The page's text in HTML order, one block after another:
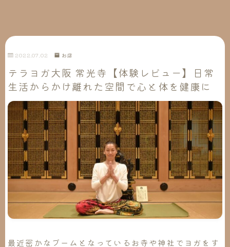
2022.07.02 お店
テラヨガ大阪 常光寺【体験レビュー】日常
生活からかけ離れた空間で心と体を健康に
最近密かなブームとなっているお寺や神社でヨガをす